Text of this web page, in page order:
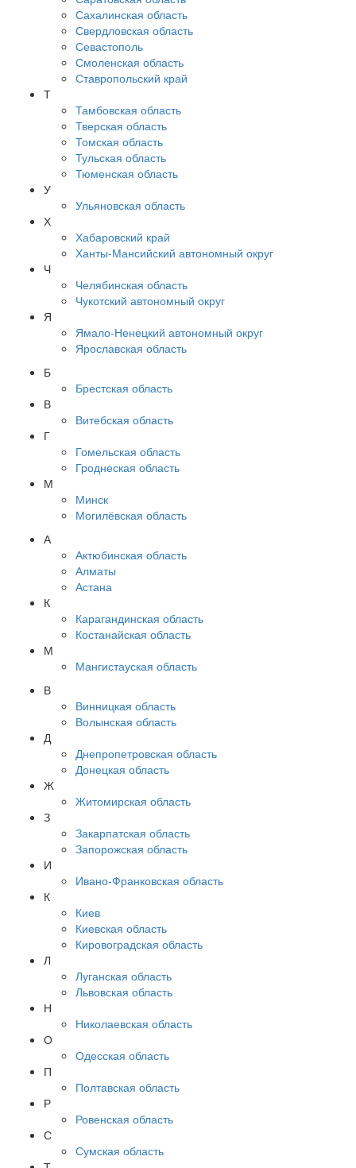
Сахалинская область
Свердловская область
Севастополь
Смоленская область
Ставропольский край
Т
Тамбовская область
Тверская область
Томская область
Тульская область
Тюменская область
У
Ульяновская область
Х
Хабаровский край
Ханты-Мансийский автономный округ
Ч
Челябинская область
Чукотский автономный округ
Я
Ямало-Ненецкий автономный округ
Ярославская область
Б
Брестская область
В
Витебская область
Г
Гомельская область
Гроднеская область
М
Минск
Могилёвская область
А
Актюбинская область
Алматы
Астана
К
Карагандинская область
Костанайская область
М
Мангистауская область
В
Винницкая область
Волынская область
Д
Днепропетровская область
Донецкая область
Ж
Житомирская область
З
Закарпатская область
Запорожская область
И
Ивано-Франковская область
К
Киев
Киевская область
Кировоградская область
Л
Луганская область
Львовская область
Н
Николаевская область
О
Одесская область
П
Полтавская область
Р
Ровенская область
С
Сумская область